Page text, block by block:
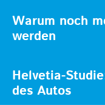
Warum noch
werden
Helvetia-
des Autos